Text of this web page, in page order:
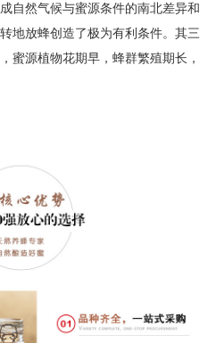
自然气候与蜜源条件的南北差异和
地放蜂创造了极为有利条件。其三
蜜源植物花期早，蜂群繁殖期长，